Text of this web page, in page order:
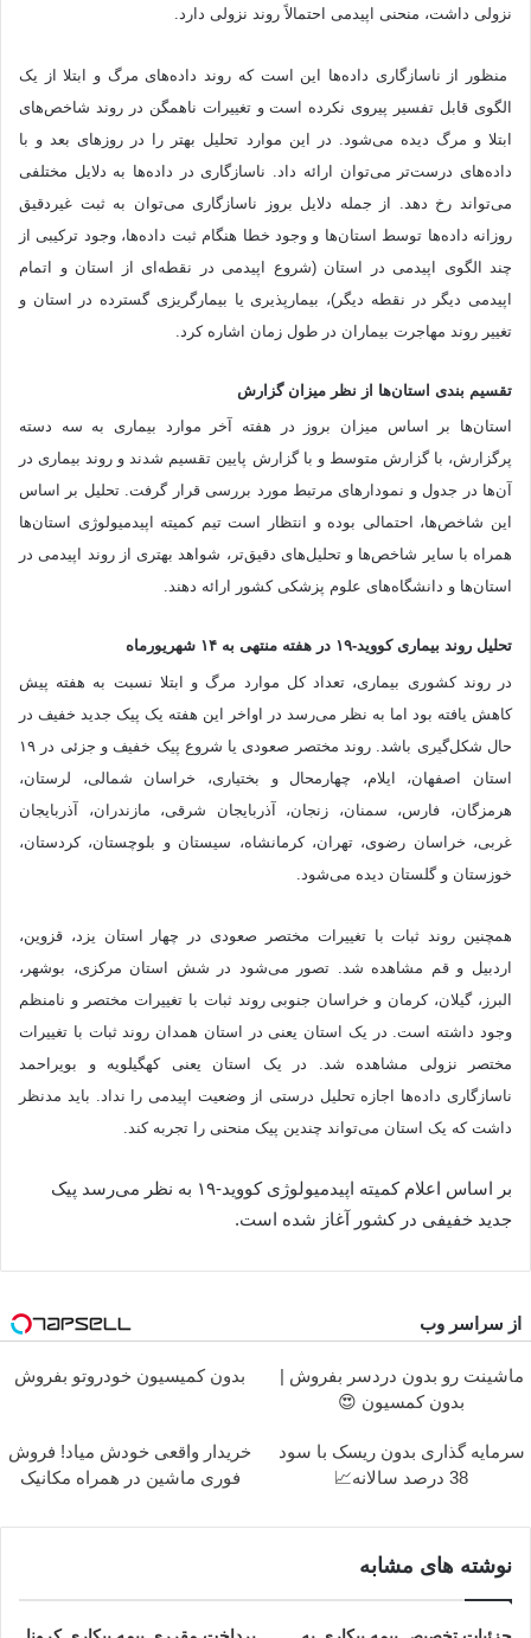
نزولی داشت، منحنی اپیدمی احتمالاً روند نزولی دارد.
منظور از ناسازگاری داده‌ها این است که روند داده‌های مرگ و ابتلا از یک
الگوی قابل تفسیر پیروی نکرده است و تغییرات ناهمگن در روند شاخص‌های
ابتلا و مرگ دیده می‌شود. در این موارد تحلیل بهتر را در روزهای بعد و با
داده‌های درست‌تر می‌توان ارائه داد. ناسازگاری در داده‌ها به دلایل مختلفی
می‌تواند رخ دهد. از جمله دلایل بروز ناسازگاری می‌توان به ثبت غیردقیق
روزانه داده‌ها توسط استان‌ها و وجود خطا هنگام ثبت داده‌ها، وجود ترکیبی از
چند الگوی اپیدمی در استان (شروع اپیدمی در نقطه‌ای از استان و اتمام
اپیدمی دیگر در نقطه دیگر)، بیمارپذیری یا بیمارگریزی گسترده در استان و
تغییر روند مهاجرت بیماران در طول زمان اشاره کرد.
تقسیم بندی استان‌ها از نظر میزان گزارش
استان‌ها بر اساس میزان بروز در هفته آخر موارد بیماری به سه دسته
پرگزارش، با گزارش متوسط و با گزارش پایین تقسیم شدند و روند بیماری در
آن‌ها در جدول و نمودارهای مرتبط مورد بررسی قرار گرفت. تحلیل بر اساس
این شاخص‌ها، احتمالی بوده و انتظار است تیم کمیته اپیدمیولوژی استان‌ها
همراه با سایر شاخص‌ها و تحلیل‌های دقیق‌تر، شواهد بهتری از روند اپیدمی در
استان‌ها و دانشگاه‌های علوم پزشکی کشور ارائه دهند.
تحلیل روند بیماری کووید-۱۹ در هفته منتهی به ۱۴ شهریورماه
در روند کشوری بیماری، تعداد کل موارد مرگ و ابتلا نسبت به هفته پیش
کاهش یافته بود اما به نظر می‌رسد در اواخر این هفته یک پیک جدید خفیف در
حال شکل‌گیری باشد. روند مختصر صعودی یا شروع پیک خفیف و جزئی در ۱۹
استان اصفهان، ایلام، چهارمحال و بختیاری، خراسان شمالی، لرستان،
هرمزگان، فارس، سمنان، زنجان، آذربایجان شرقی، مازندران، آذربایجان
غربی، خراسان رضوی، تهران، کرمانشاه، سیستان و بلوچستان، کردستان،
خوزستان و گلستان دیده می‌شود.
همچنین روند ثبات با تغییرات مختصر صعودی در چهار استان یزد، قزوین،
اردبیل و قم مشاهده شد. تصور می‌شود در شش استان مرکزی، بوشهر،
البرز، گیلان، کرمان و خراسان جنوبی روند ثبات با تغییرات مختصر و نامنظم
وجود داشته است. در یک استان یعنی در استان همدان روند ثبات با تغییرات
مختصر نزولی مشاهده شد. در یک استان یعنی کهگیلویه و بویراحمد
ناسازگاری داده‌ها اجازه تحلیل درستی از وضعیت اپیدمی را نداد. باید مدنظر
داشت که یک استان می‌تواند چندین پیک منحنی را تجربه کند.
بر اساس اعلام کمیته اپیدمیولوژی کووید-۱۹ به نظر می‌رسد پیک
جدید خفیفی در کشور آغاز شده است.
از سراسر وب
ماشینت رو بدون دردسر بفروش |
بدون کمسیون 😍
بدون کمیسیون خودروتو بفروش
سرمایه گذاری بدون ریسک با سود
38 درصد سالانه📈
خریدار واقعی خودش میاد! فروش
فوری ماشین در همراه مکانیک
نوشته های مشابه